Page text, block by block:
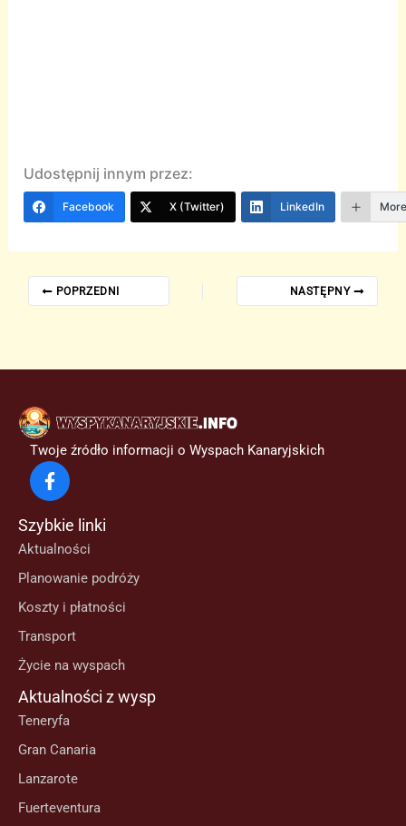
Udostępnij innym przez:
Facebook X (Twitter) LinkedIn
POPRZEDNI NASTĘPNY
Twoje źródło informacji o Wyspach Kanaryjskich
Szybkie linki
Aktualności
Planowanie podróży
Koszty i płatności
Transport
Życie na wyspach
Aktualności z wysp
Teneryfa
Gran Canaria
Lanzarote
Fuerteventura